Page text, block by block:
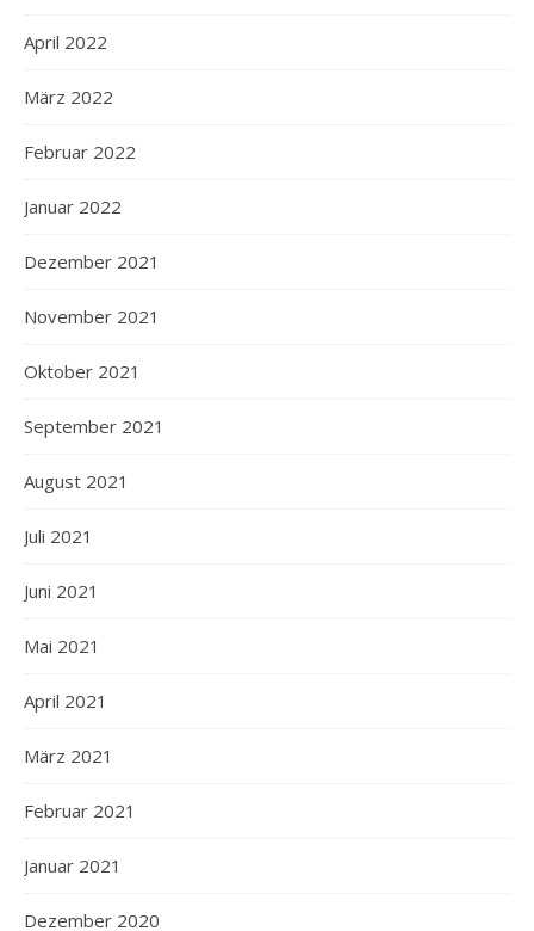
April 2022
März 2022
Februar 2022
Januar 2022
Dezember 2021
November 2021
Oktober 2021
September 2021
August 2021
Juli 2021
Juni 2021
Mai 2021
April 2021
März 2021
Februar 2021
Januar 2021
Dezember 2020